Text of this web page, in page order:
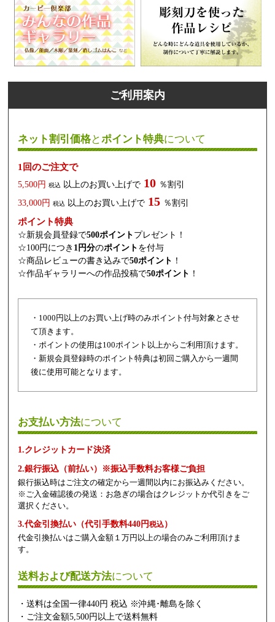
ご利用案内
ネット割引価格とポイント特典について
1回のご注文で
5,500円 税込 以上のお買い上げで 10 ％割引
33,000円 税込 以上のお買い上げで 15 ％割引
ポイント特典
☆新規会員登録で500ポイント プレゼント！
☆100円につき 1円分のポイント を付与
☆商品レビューの書き込みで50ポイント ！
☆作品ギャラリーへの作品投稿で50ポイント ！
・1000円以上のお買い上げ時のみポイント付与対象とさせ
て頂きます。
・ポイントの使用は100ポイント以上からご利用頂けます。
・新規会員登録時のポイント特典は初回ご購入から一週間
後に使用可能となります。
お支払い方法について
1.クレジットカード決済
2.銀行振込（前払い）※振込手数料お客様ご負担
銀行振込時はご注文の確定から一週間以内にお振込みください。
※ご入金確認後の発送：お急ぎの場合はクレジットか代引きをご
選択ください。
3.代金引換払い（代引手数料440円税込）
代金引換払いはご購入金額１万円以上の場合のみご利用頂けま
す。
送料および配送方法について
・送料は全国一律440円 税込 ※沖縄･離島を除く
・ご注文金額5,500円以上で送料無料